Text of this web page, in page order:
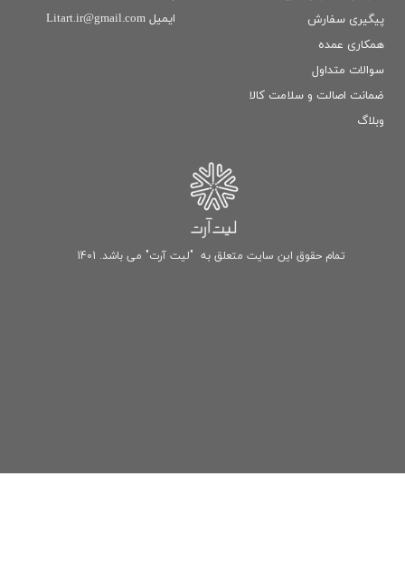
پیگیری سفارش
همکاری عمده
سوالات متداول
ضمانت اصالت و سلامت كالا
وبلاگ
ایمیل Litart.ir@gmail.com
تمام حقوق این سایت متعلق به "لیت آرت" می باشد. 1401